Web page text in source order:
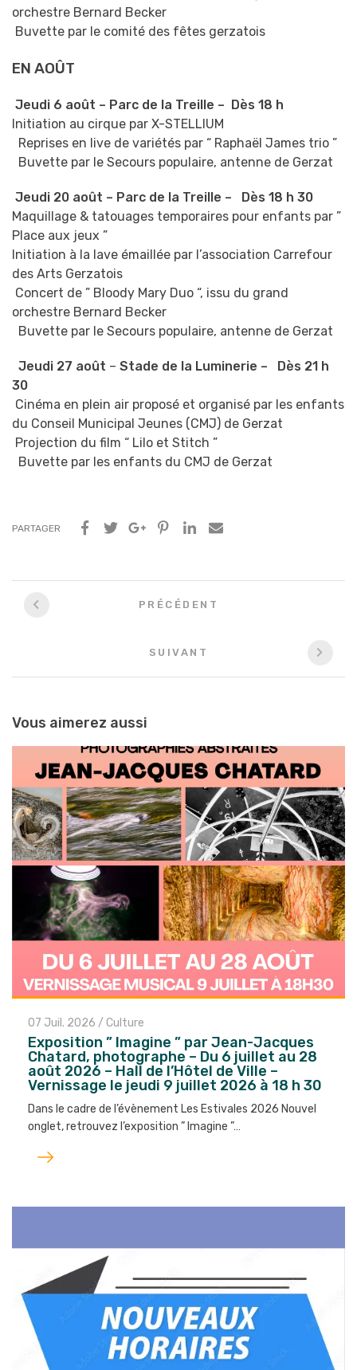
orchestre Bernard Becker
Buvette par le comité des fêtes gerzatois
EN AOÛT
Jeudi 6 août – Parc de la Treille –
Dès 18 h
Initiation au cirque par X-STELLIUM
Reprises en live de variétés par “ Raphaël James trio ”
Buvette par le Secours populaire, antenne de Gerzat
Jeudi 20 août – Parc de la Treille –
Dès 18 h 30
Maquillage & tatouages temporaires pour enfants par ”
Place aux jeux ”
Initiation à la lave émaillée par l’association Carrefour
des Arts Gerzatois
Concert de ” Bloody Mary Duo “, issu du grand
orchestre Bernard Becker
Buvette par le Secours populaire, antenne de Gerzat
Jeudi 27 août – Stade de la Luminerie –
Dès 21 h
30
️️️ Cinéma en plein air proposé et organisé par les enfants
du Conseil Municipal Jeunes (CMJ) de Gerzat
️️ Projection du film “ Lilo et Stitch ”
Buvette par les enfants du CMJ de Gerzat
PARTAGER
Navigation
entre
articles
PRÉCÉDENT
SUIVANT
Vous aimerez aussi
07 Juil. 2026 / Culture
Exposition ” Imagine ” par Jean-Jacques
Chatard, photographe – Du 6 juillet au 28
août 2026 – Hall de l’Hôtel de Ville –
Vernissage le jeudi 9 juillet 2026 à 18 h 30
Dans le cadre de l’évènement Les Estivales 2026 Nouvel
onglet, retrouvez l’exposition ” Imagine ”…
Lire
l'article